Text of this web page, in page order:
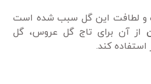
و لطافت این گل سبب شده است
از آن برای تاج گل عروس، گل
کند.